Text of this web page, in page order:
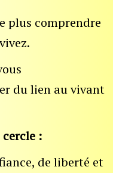
plus comprendre
du lien au vivant
cercle :
de liberté et